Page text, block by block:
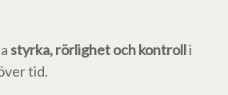
styrka, rörlighet och kontrolli
tid.